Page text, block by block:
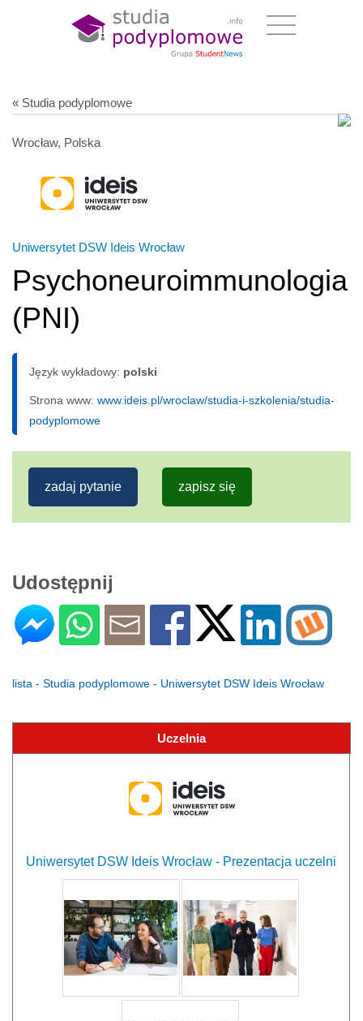
« Studia podyplomowe
Wrocław, Polska
Uniwersytet DSW Ideis Wrocław
Psychoneuroimmunologia
(PNI)
Język wykładowy: polski
Strona www: www.ideis.pl/wroclaw/studia-i-szkolenia/studia-
podyplomowe
zadaj pytanie zapisz się
Udostępnij
lista - Studia podyplomowe - Uniwersytet DSW Ideis Wrocław
Uczelnia
Uniwersytet DSW Ideis Wrocław - Prezentacja uczelni